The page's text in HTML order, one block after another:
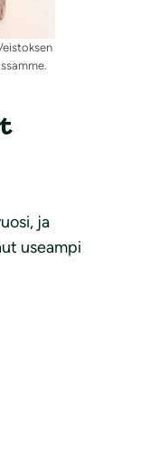
ja
useampi